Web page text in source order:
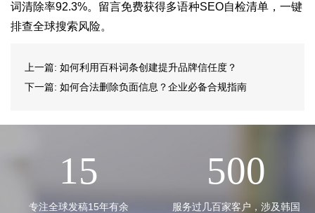
词清除率92.3%。留言免费获得多语种SEO自检清单，一键
排查全球搜索风险。
上一篇: 如何利用百科词条创建提升品牌信任度？
下一篇: 如何合法删除负面信息？企业必备合规指南
15
专注全球发稿15年有余
500
服务过几百家客户，涉及韩国